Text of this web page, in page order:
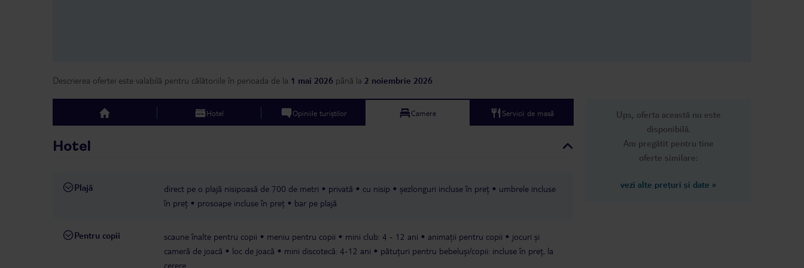
Descrierea ofertei este valabilă pentru călătoriile în perioada de la 1 mai 2026 până la 2 noiembrie 2026
top Hotel Opiniile turiștilor Camere Servicii de masă
Hotel
Plajă direct pe o plajă nisipoasă de 700 de metri privată cu nisip șezlonguri incluse în preț
umbrele incluse
în preț
prosoape incluse în preț bar pe plajă
Pentru copii scaune înalte pentru copii meniu pentru copii mini club: 4 - 12 ani animații pentru copii
jocuri și
cameră de joacă
loc de joacă mini discotecă: 4-12 ani
pătuțuri pentru bebeluși/copii: incluse în preț, la
cerere
Ups, oferta această nu este
disponibilă.
Am pregătit pentru tine
oferte similare:
vezi alte prețuri și date »